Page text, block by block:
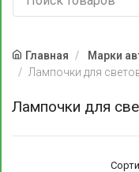
Главная Марки
Лампочки для
Лампочки для